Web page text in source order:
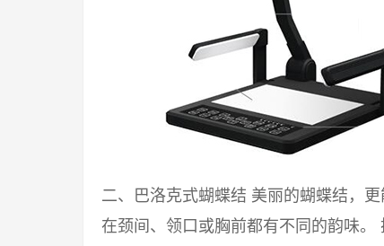
二、巴洛克式蝴蝶结 美丽的蝴蝶结，
在颈间、领口或胸前都有不同的韵味